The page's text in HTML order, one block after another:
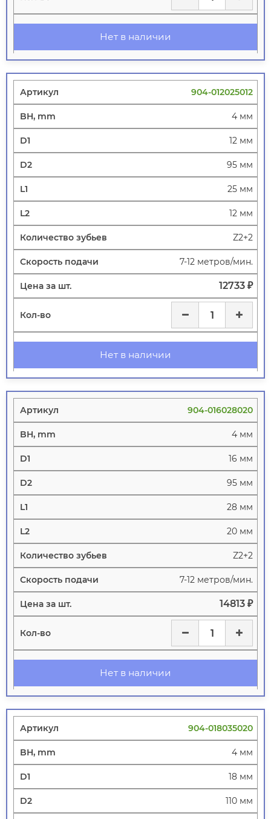
Нет в наличии
904-012025012
4 мм
12 мм
95 мм
25 мм
12 мм
Z2+2
7-12 метров/мин.
12733 ₽
Нет в наличии
904-016028020
4 мм
16 мм
95 мм
28 мм
20 мм
Z2+2
7-12 метров/мин.
14813 ₽
Нет в наличии
904-018035020
4 мм
18 мм
110 мм